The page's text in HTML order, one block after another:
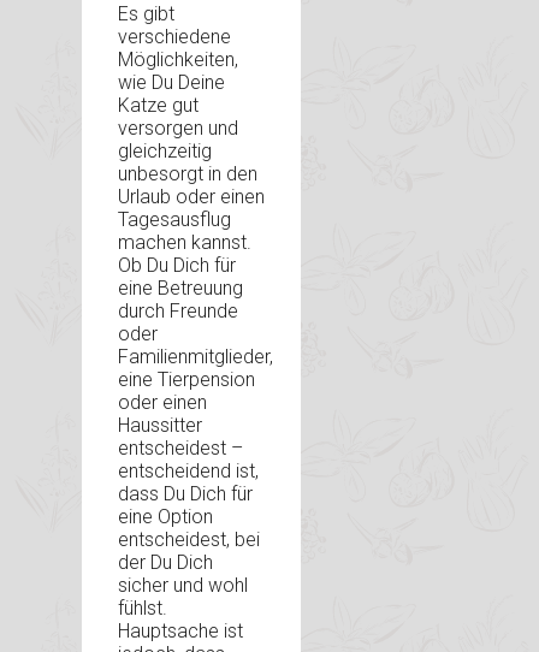
Es gibt
verschiedene
Möglichkeiten,
wie Du Deine
Katze gut
versorgen und
gleichzeitig
unbesorgt in den
Urlaub oder einen
Tagesausflug
machen kannst.
Ob Du Dich für
eine Betreuung
durch Freunde
oder
Familienmitglieder,
eine Tierpension
oder einen
Haussitter
entscheidest –
entscheidend ist,
dass Du Dich für
eine Option
entscheidest, bei
der Du Dich
sicher und wohl
fühlst.
Hauptsache ist